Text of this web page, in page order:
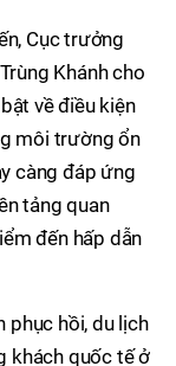
Cục trưởng
Khánh cho
về điều kiện
môi trường ổn
càng đáp ứng
tảng quan
đến hấp dẫn
phục hồi, du lịch
khách quốc tế ở